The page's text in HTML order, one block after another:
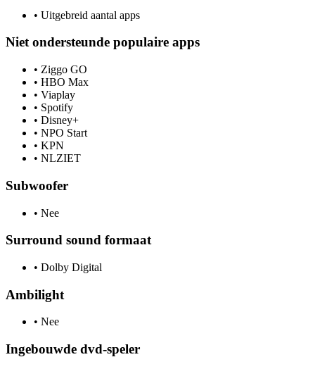
• Uitgebreid aantal apps
Niet ondersteunde populaire apps
• Ziggo GO
• HBO Max
• Viaplay
• Spotify
• Disney+
• NPO Start
• KPN
• NLZIET
Subwoofer
• Nee
Surround sound formaat
• Dolby Digital
Ambilight
• Nee
Ingebouwde dvd-speler